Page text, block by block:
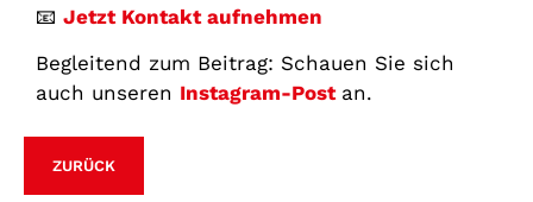
📧 Jetzt Kontakt aufnehmen
Begleitend zum Beitrag: Schauen Sie sich
auch unseren Instagram-Post an.
ZURÜCK